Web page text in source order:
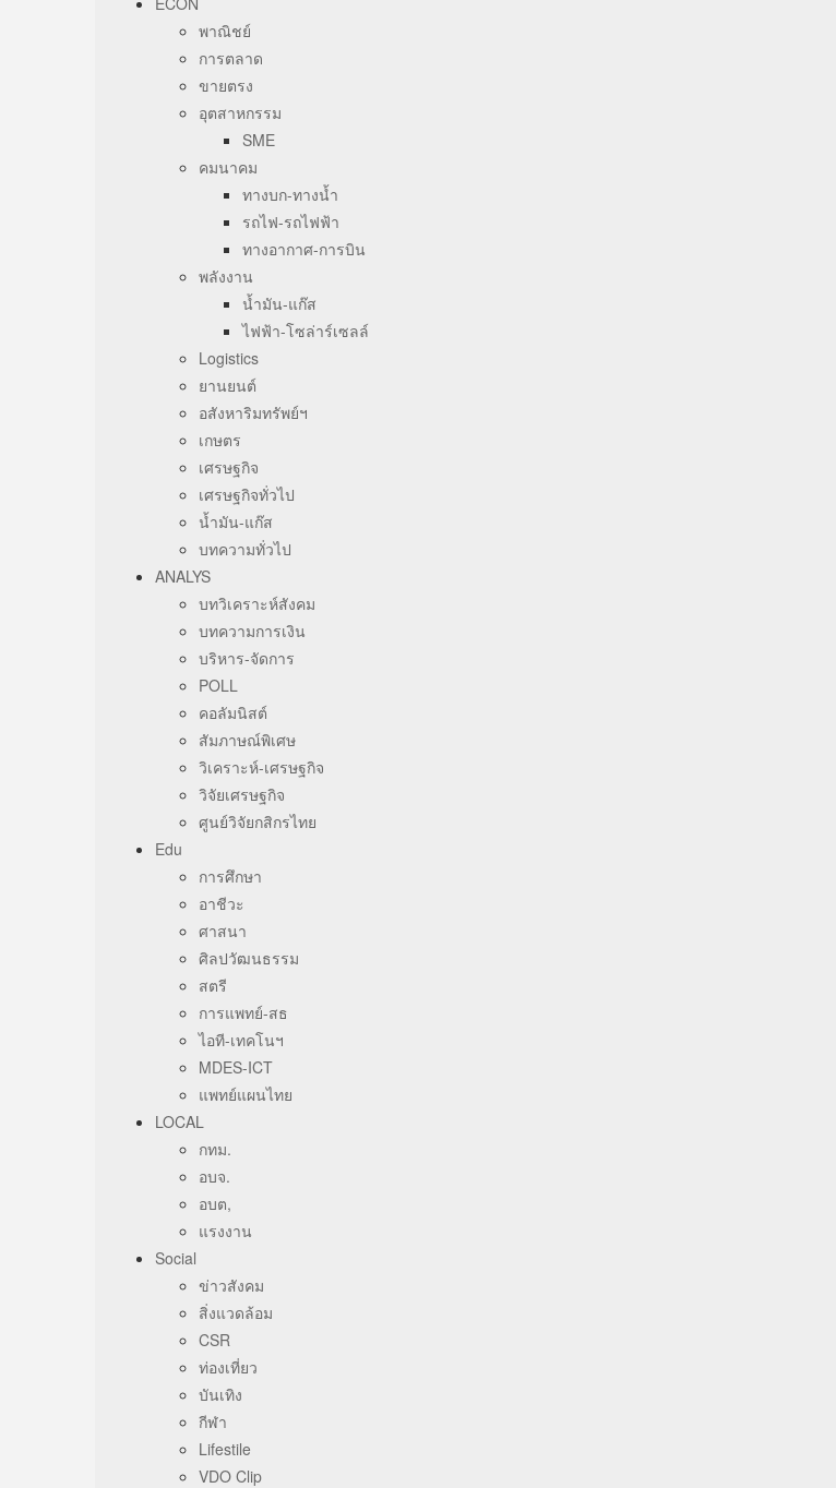
พาณิชย์
การตลาด
ขายตรง
อุตสาหกรรม
SME
คมนาคม
ทางบก-ทางน้ำ
รถไฟ-รถไฟฟ้า
ทางอากาศ-การบิน
พลังงาน
น้ำมัน-แก๊ส
ไฟฟ้า-โซล่าร์เซลล์
Logistics
ยานยนต์
อสังหาริมทรัพย์ฯ
เกษตร
เศรษฐกิจ
เศรษฐกิจทั่วไป
น้ำมัน-แก๊ส
บทความทั่วไป
ANALYS
บทวิเคราะห์สังคม
บทความการเงิน
บริหาร-จัดการ
POLL
คอลัมนิสต์
สัมภาษณ์พิเศษ
วิเคราะห์-เศรษฐกิจ
วิจัยเศรษฐกิจ
ศูนย์วิจัยกสิกรไทย
Edu
การศึกษา
อาชีวะ
ศาสนา
ศิลปวัฒนธรรม
สตรี
การแพทย์-สธ
ไอที-เทคโนฯ
MDES-ICT
แพทย์แผนไทย
LOCAL
กทม.
อบจ.
อบต,
แรงงาน
Social
ข่าวสังคม
สิ่งแวดล้อม
CSR
ท่องเที่ยว
บันเทิง
กีฬา
Lifestile
VDO Clip